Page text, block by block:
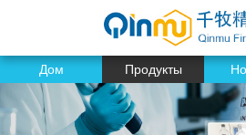
Дом Продукты